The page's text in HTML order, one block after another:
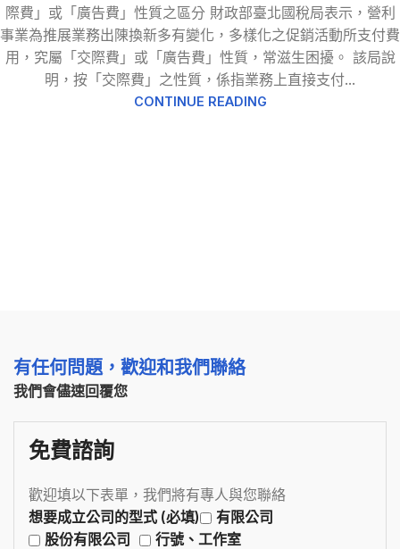
際費」或「廣告費」性質之區分 財政部臺北國稅局表示，營利
事業為推展業務出陳換新多有變化，多樣化之促銷活動所支付費
用，究屬「交際費」或「廣告費」性質，常滋生困擾。 該局說
明，按「交際費」之性質，係指業務上直接支付...
CONTINUE READING
有任何問題，歡迎和我們聯絡
我們會儘速回覆您
免費諮詢
歡迎填以下表單，我們將有專人與您聯絡
想要成立公司的型式 (必填)
有限公司
股份有限公司
行號、工作室